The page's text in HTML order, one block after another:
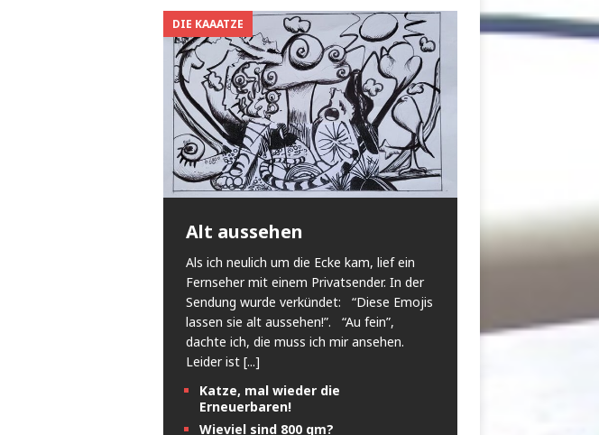
DIE KAAATZE
Alt aussehen
Als ich neulich um die Ecke kam, lief ein
Fernseher mit einem Privatsender. In der
Sendung wurde verkündet: “Diese Emojis
lassen sie alt aussehen!”. “Au fein”,
dachte ich, die muss ich mir ansehen.
Leider ist [...]
Katze, mal wieder die
Erneuerbaren!
Wieviel sind 800 qm?